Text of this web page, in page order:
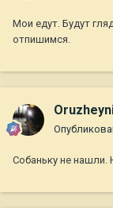
Мои едут. Будут
отпишимся.
Собаньку не нашли.